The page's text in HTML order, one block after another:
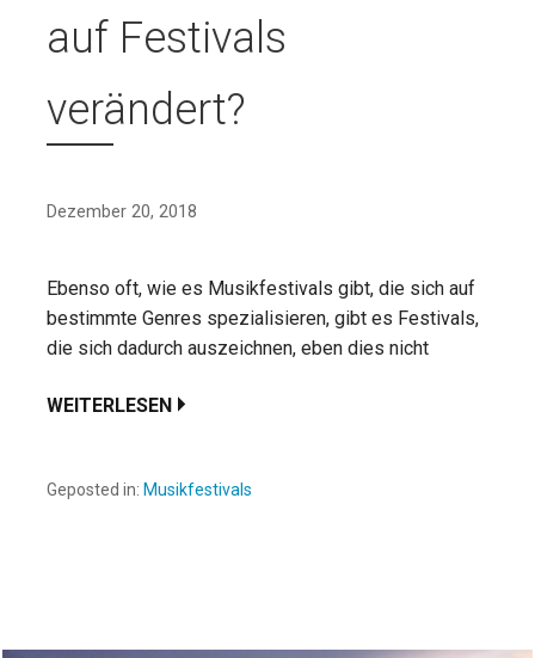
auf Festivals
verändert?
Dezember 20, 2018
Ebenso oft, wie es Musikfestivals gibt, die sich auf
bestimmte Genres spezialisieren, gibt es Festivals,
die sich dadurch auszeichnen, eben dies nicht
WEITERLESEN
Geposted in: Musikfestivals